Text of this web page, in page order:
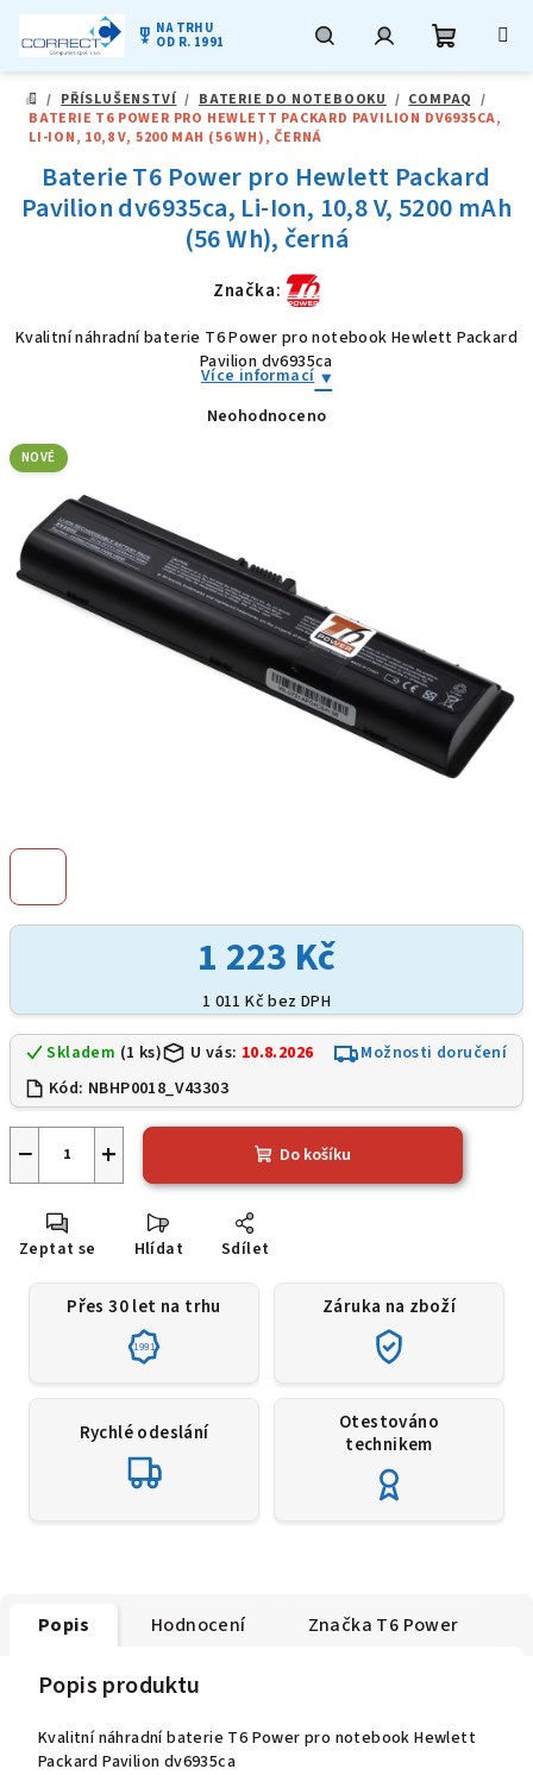
obsah
military_tech NA TRHU
OD R. 1991
DOMŮ
/ PŘÍSLUŠENSTVÍ / BATERIE DO NOTEBOOKU / COMPAQ /
BATERIE T6 POWER PRO HEWLETT PACKARD PAVILION DV6935CA,
LI-ION, 10,8 V, 5200 MAH (56 WH), ČERNÁ
1 223 Kč
1 011 Kč bez DPH
Skladem (1 ks) U vás: 10.8.2026
Možnosti doručení
Kód: NBHP0018_V43303
+
− Do košíku
Zeptat se Hlídat Sdílet
Baterie T6 Power pro Hewlett Packard
Pavilion dv6935ca, Li-Ion, 10,8 V, 5200 mAh
(56 Wh), černá
Značka:
Kvalitní náhradní baterie T6 Power pro notebook Hewlett Packard
Pavilion dv6935ca
Více informací
Průměrné
Neohodnoceno
NOVÉ
Přes 30 let na trhu
1991
Záruka na zboží
Rychlé odeslání
Otestováno
technikem
Popis Hodnocení Značka T6 Power
Popis produktu
Kvalitní náhradní baterie T6 Power pro notebook Hewlett
Packard Pavilion dv6935ca